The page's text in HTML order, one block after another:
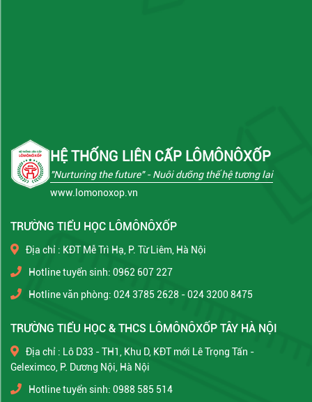
HỆ THỐNG LIÊN CẤP LÔMÔNÔXỐP
"Nurturing the future"- Nuôi dưỡng thế hệ tương lai
www.lomonoxop.vn
TRƯỜNG TIỂU HỌC LÔMÔNÔXỐP
Địa chỉ : KĐT Mễ Trì Hạ, P. Từ Liêm, Hà Nội
Hotline tuyển sinh: 0962 607 227
Hotline văn phòng: 024 3785 2628 - 024 3200 8475
TRƯỜNG TIỂU HỌC & THCS LÔMÔNÔXỐP TÂY HÀ NỘI
Địa chỉ : Lô D33 - TH1, Khu D, KĐT mới Lê Trọng Tấn -
Geleximco, P. Dương Nội, Hà Nội
Hotline tuyển sinh: 0988 585 514